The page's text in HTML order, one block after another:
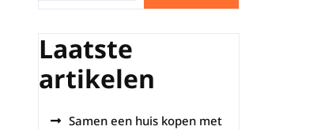
Laatste
artikelen
Samen een huis kopen met